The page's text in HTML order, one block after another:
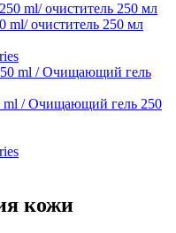
очиститель 250 мл
/ Очищающий гель 250
кожи